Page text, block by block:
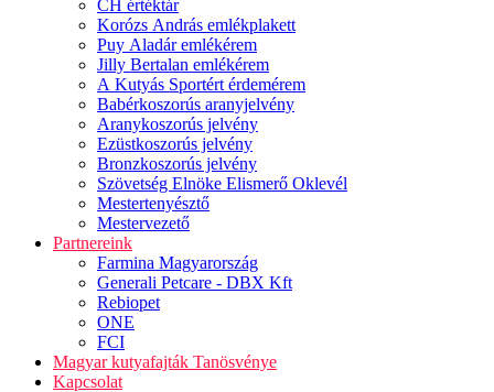
CH értéktár
Korózs András emlékplakett
Puy Aladár emlékérem
Jilly Bertalan emlékérem
A Kutyás Sportért érdemérem
Babérkoszorús aranyjelvény
Aranykoszorús jelvény
Ezüstkoszorús jelvény
Bronzkoszorús jelvény
Szövetség Elnöke Elismerő Oklevél
Mestertenyésztő
Mestervezető
Partnereink
Farmina Magyarország
Generali Petcare - DBX Kft
Rebiopet
ONE
FCI
Magyar kutyafajták Tanösvénye
Kapcsolat